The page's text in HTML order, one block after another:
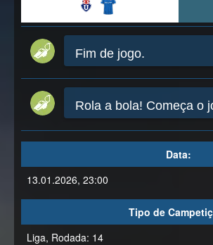
Fim de jogo.
Rola a bola! Começa o
Data:
13.01.2026, 23:00
Tipo de
Liga, Rodada: 14